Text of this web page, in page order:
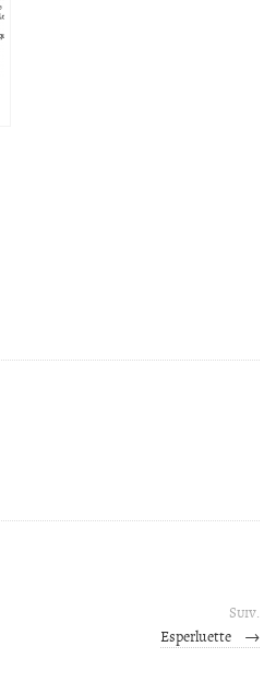
Suiv.
Esperluette →